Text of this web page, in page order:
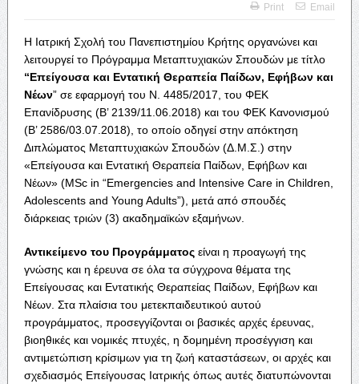
Print
Email
Η Ιατρική Σχολή του Πανεπιστημίου Κρήτης οργανώνει και
λειτουργεί το Πρόγραμμα Μεταπτυχιακών Σπουδών με τίτλο
“Επείγουσα και Εντατική Θεραπεία Παίδων, Εφήβων και
Νέων” σε εφαρμογή του Ν. 4485/2017, του ΦΕΚ
Επανίδρυσης (Β’ 2139/11.06.2018) και του ΦΕΚ Κανονισμού
(Β’ 2586/03.07.2018), το οποίο οδηγεί στην απόκτηση
Διπλώματος Μεταπτυχιακών Σπουδών (Δ.Μ.Σ.) στην
«Επείγουσα και Εντατική Θεραπεία Παίδων, Εφήβων και
Νέων» (MSc in “Emergencies and Intensive Care in Children,
Adolescents and Young Adults”), μετά από σπουδές
διάρκειας τριών (3) ακαδημαϊκών εξαμήνων.
Αντικείμενο του Προγράμματος είναι η προαγωγή της
γνώσης και η έρευνα σε όλα τα σύγχρονα θέματα της
Επείγουσας και Εντατικής Θεραπείας Παίδων, Εφήβων και
Νέων. Στα πλαίσια του μετεκπαιδευτικού αυτού
προγράμματος, προσεγγίζονται οι βασικές αρχές έρευνας,
βιοηθικές και νομικές πτυχές, η δομημένη προσέγγιση και
αντιμετώπιση κρίσιμων για τη ζωή καταστάσεων, οι αρχές και
σχεδιασμός Επείγουσας Ιατρικής όπως αυτές διατυπώνονται